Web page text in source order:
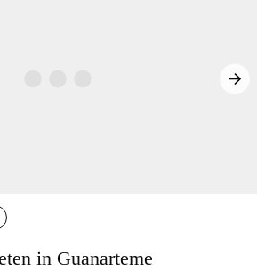
in Guanarteme